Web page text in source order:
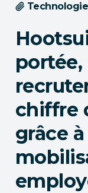
Technologie
portée,
chiffre
grâce à